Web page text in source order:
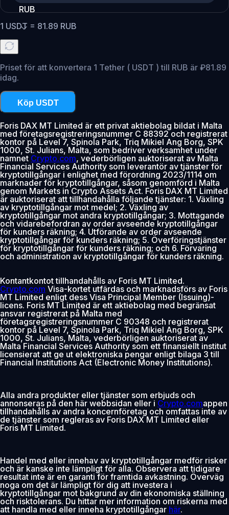
RUB
1 USDT = 81.89 RUB
Priset för att konvertera 1 Tether ( USDT ) till RUB är ₽81.89
idag.
Köp USDT
Foris DAX MT Limited är ett privat aktiebolag bildat i Malta
med företagsregistreringsnummer C 88392 och registrerat
kontor på Level 7, Spinola Park, Triq Mikiel Ang Borg, SPK
1000, St. Julians, Malta, som bedriver verksamhet under
namnet Crypto.com, vederbörligen auktoriserat av Malta
Financial Services Authority som leverantör av tjänster för
kryptotillgångar i enlighet med förordning 2023/1114 om
marknader för kryptotillgångar, såsom genomförd i Malta
genom Markets in Crypto Assets Act. Foris DAX MT Limited
är auktoriserat att tillhandahålla följande tjänster: 1. Växling
av kryptotillgångar mot medel; 2. Växling av
kryptotillgångar mot andra kryptotillgångar; 3. Mottagande
och vidarebefordran av order avseende kryptotillgångar
för kunders räkning; 4. Utförande av order avseende
kryptotillgångar för kunders räkning; 5. Överföringstjänster
för kryptotillgångar för kunders räkning; och 6. Förvaring
och administration av kryptotillgångar för kunders räkning.
Kontantkontot tillhandahålls av Foris MT Limited.
Crypto.com Visa-kortet utfärdas och marknadsförs av Foris
MT Limited enligt dess Visa Principal Member (Issuing)-
licens. Foris MT Limited är ett aktiebolag med begränsat
ansvar registrerat på Malta med
företagsregistreringsnummer C 90348 och registrerat
kontor på Level 7, Spinola Park, Triq Mikiel Ang Borg, SPK
1000, St. Julians, Malta, vederbörligen auktoriserat av
Malta Financial Services Authority som ett finansiellt institut
licensierat att ge ut elektroniska pengar enligt bilaga 3 till
Financial Institutions Act (Electronic Money Institutions).
Alla andra produkter eller tjänster som erbjuds och
annonseras på den här webbsidan eller i Crypto.comappen
tillhandahålls av andra koncernföretag och omfattas inte av
de tjänster som regleras av Foris DAX MT Limited eller
Foris MT Limited.
Handel med eller innehav av kryptotillgångar medför risker
och är kanske inte lämpligt för alla. Observera att tidigare
resultat inte är en garanti för framtida avkastning. Överväg
noga om det är lämpligt för dig att investera i
kryptotillgångar mot bakgrund av din ekonomiska ställning
och risktolerans. Du hittar mer information om riskerna med
att handla med eller inneha kryptotillgångar här.